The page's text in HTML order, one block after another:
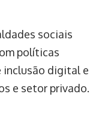
sociais
políticas
inclusão digital e
e setor privado.